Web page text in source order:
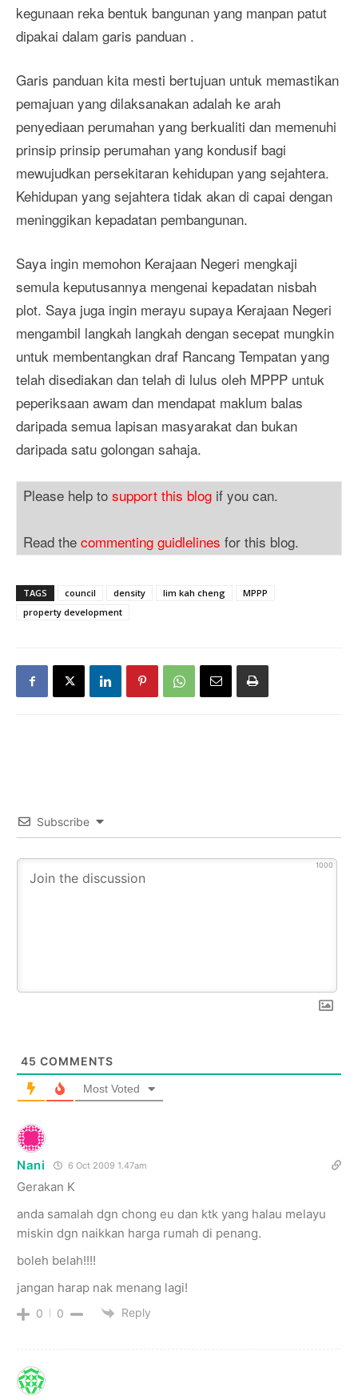
kegunaan reka bentuk bangunan yang manpan patut
dipakai dalam garis panduan .
Garis panduan kita mesti bertujuan untuk memastikan
pemajuan yang dilaksanakan adalah ke arah
penyediaan perumahan yang berkualiti dan memenuhi
prinsip prinsip perumahan yang kondusif bagi
mewujudkan persekitaran kehidupan yang sejahtera.
Kehidupan yang sejahtera tidak akan di capai dengan
meninggikan kepadatan pembangunan.
Saya ingin memohon Kerajaan Negeri mengkaji
semula keputusannya mengenai kepadatan nisbah
plot. Saya juga ingin merayu supaya Kerajaan Negeri
mengambil langkah langkah dengan secepat mungkin
untuk membentangkan draf Rancang Tempatan yang
telah disediakan dan telah di lulus oleh MPPP untuk
peperiksaan awam dan mendapat maklum balas
daripada semua lapisan masyarakat dan bukan
daripada satu golongan sahaja.
Please help to support this blog if you can.
Read the commenting guidlelines for this blog.
TAGS council density lim kah cheng
MPPP
property development
Subscribe
1000
45 COMMENTS
Most Voted
Nani 6 Oct 2009 1.47am
Gerakan K
anda samalah dgn chong eu dan ktk yang halau melayu
miskin dgn naikkan harga rumah di penang.
boleh belah!!!!
jangan harap nak menang lagi!
0 0 Reply